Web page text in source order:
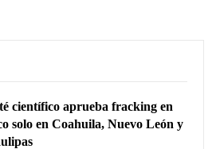
científico aprueba fracking en
solo en Coahuila, Nuevo León y